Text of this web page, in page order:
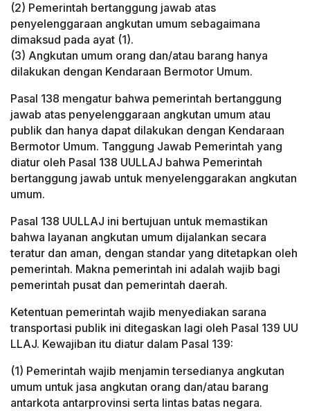
(2) Pemerintah bertanggung jawab atas
penyelenggaraan angkutan umum sebagaimana
dimaksud pada ayat (1).
(3) Angkutan umum orang dan/atau barang hanya
dilakukan dengan Kendaraan Bermotor Umum.
Pasal 138 mengatur bahwa pemerintah bertanggung
jawab atas penyelenggaraan angkutan umum atau
publik dan hanya dapat dilakukan dengan Kendaraan
Bermotor Umum. Tanggung Jawab Pemerintah yang
diatur oleh Pasal 138 UULLAJ bahwa Pemerintah
bertanggung jawab untuk menyelenggarakan angkutan
umum.
Pasal 138 UULLAJ ini bertujuan untuk memastikan
bahwa layanan angkutan umum dijalankan secara
teratur dan aman, dengan standar yang ditetapkan oleh
pemerintah. Makna pemerintah ini adalah wajib bagi
pemerintah pusat dan pemerintah daerah.
Ketentuan pemerintah wajib menyediakan sarana
transportasi publik ini ditegaskan lagi oleh Pasal 139 UU
LLAJ. Kewajiban itu diatur dalam Pasal 139:
(1) Pemerintah wajib menjamin tersedianya angkutan
umum untuk jasa angkutan orang dan/atau barang
antarkota antarprovinsi serta lintas batas negara.